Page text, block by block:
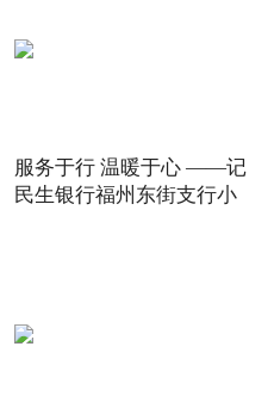
服务于行 温暖于心 ——记
民生银行福州东街支行小